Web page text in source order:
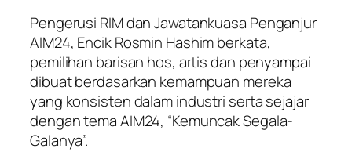
Pengerusi RIM dan Jawatankuasa Penganjur
AIM24, Encik Rosmin Hashim berkata,
pemilihan barisan hos, artis dan penyampai
dibuat berdasarkan kemampuan mereka
yang konsisten dalam industri serta sejajar
dengan tema AIM24, “Kemuncak Segala-
Galanya”.